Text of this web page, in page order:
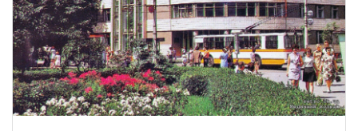
Donate 💸
Support Ukraine ❤